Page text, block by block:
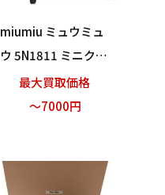
miumiu ミュウミュ
ウ 5N1811 ミニクラ
ッチバッグ ポーチ
ブラック 保存袋付き
最大買取価格
～7000円